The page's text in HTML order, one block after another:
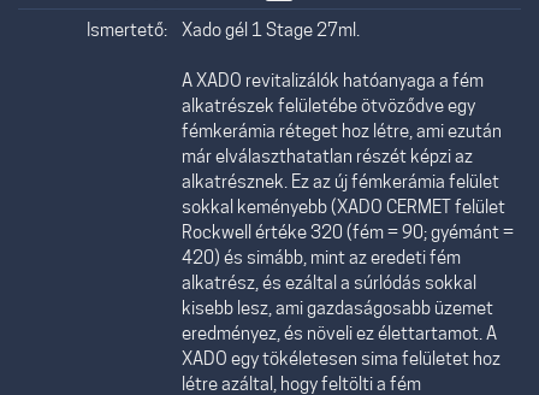
Ismertető: Xado gél 1 Stage 27ml.
A XADO revitalizálók hatóanyaga a fém
alkatrészek felületébe ötvöződve egy
fémkerámia réteget hoz létre, ami ezután
már elválaszthatatlan részét képzi az
alkatrésznek. Ez az új fémkerámia felület
sokkal keményebb (XADO CERMET felület
Rockwell értéke 320 (fém = 90; gyémánt =
420) és simább, mint az eredeti fém
alkatrész, és ezáltal a súrlódás sokkal
kisebb lesz, ami gazdaságosabb üzemet
eredményez, és növeli ez élettartamot. A
XADO egy tökéletesen sima felületet hoz
létre azáltal, hogy feltölti a fém